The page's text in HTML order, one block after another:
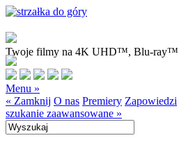
Twoje filmy na 4K UHD™, Blu-
Menu »
« Zamknij O nas Premiery Zapowiedzi
szukanie zaawansowane »